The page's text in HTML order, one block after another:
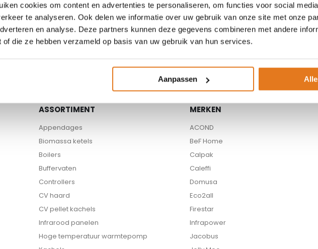
cookies om content en advertenties te personaliseren, om functies voor social
te analyseren. Ook delen we informatie over uw gebruik van onze site met onze
en analyse. Deze partners kunnen deze gegevens combineren met andere
of die ze hebben verzameld op basis van uw gebruik van hun services.
Aanpassen
Beschikbare partners
ASSORTIMENT
Appendages
Biomassa ketels
Boilers
Buffervaten
Controllers
CV haard
CV pellet kachels
Infrarood panelen
Hoge temperatuur warmtepomp
MERKEN
ACOND
BeF Home
Calpak
Caleffi
Domusa
Eco2all
Firestar
Infrapower
Jacobus